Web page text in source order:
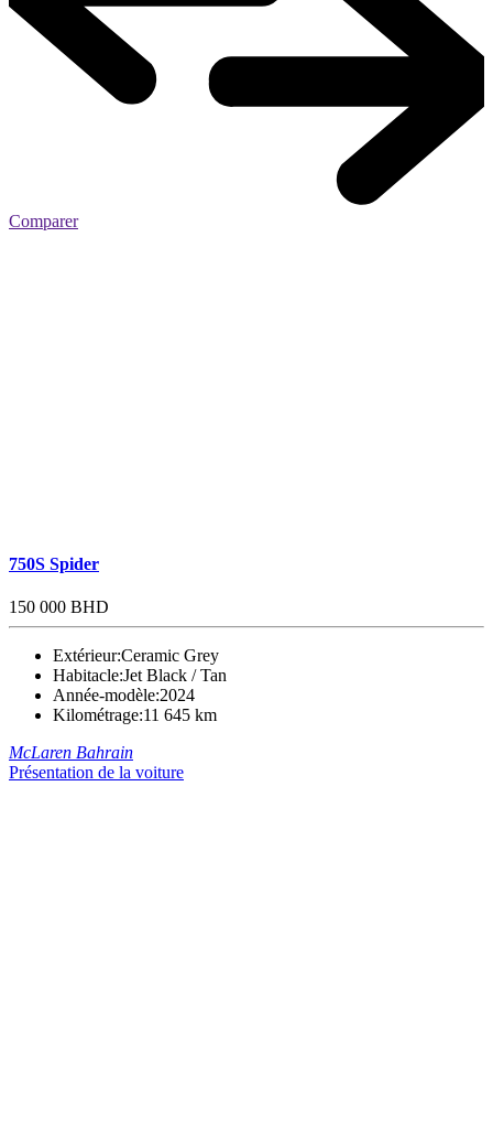
Comparer
750S Spider
150 000 BHD
Extérieur:Ceramic Grey
Habitacle:Jet Black / Tan
Année-modèle:2024
Kilométrage:11 645 km
McLaren Bahrain
Présentation de la voiture